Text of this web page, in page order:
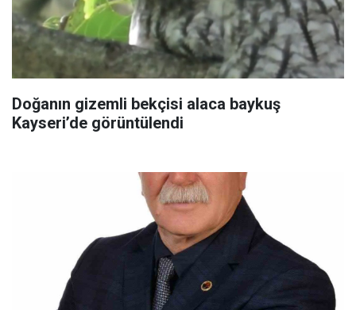
Doğanın gizemli bekçisi alaca baykuş
Kayseri’de görüntülendi